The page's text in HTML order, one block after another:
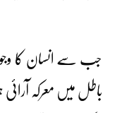
جب سے انسان کا
باطل میں معرکہ